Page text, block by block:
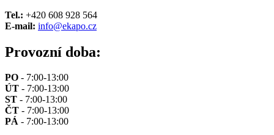
Tel.: +420 608 928 564
E-mail: info@ekapo.cz
Provozní doba:
PO - 7:00-13:00
ÚT - 7:00-13:00
ST - 7:00-13:00
ČT - 7:00-13:00
PÁ - 7:00-13:00